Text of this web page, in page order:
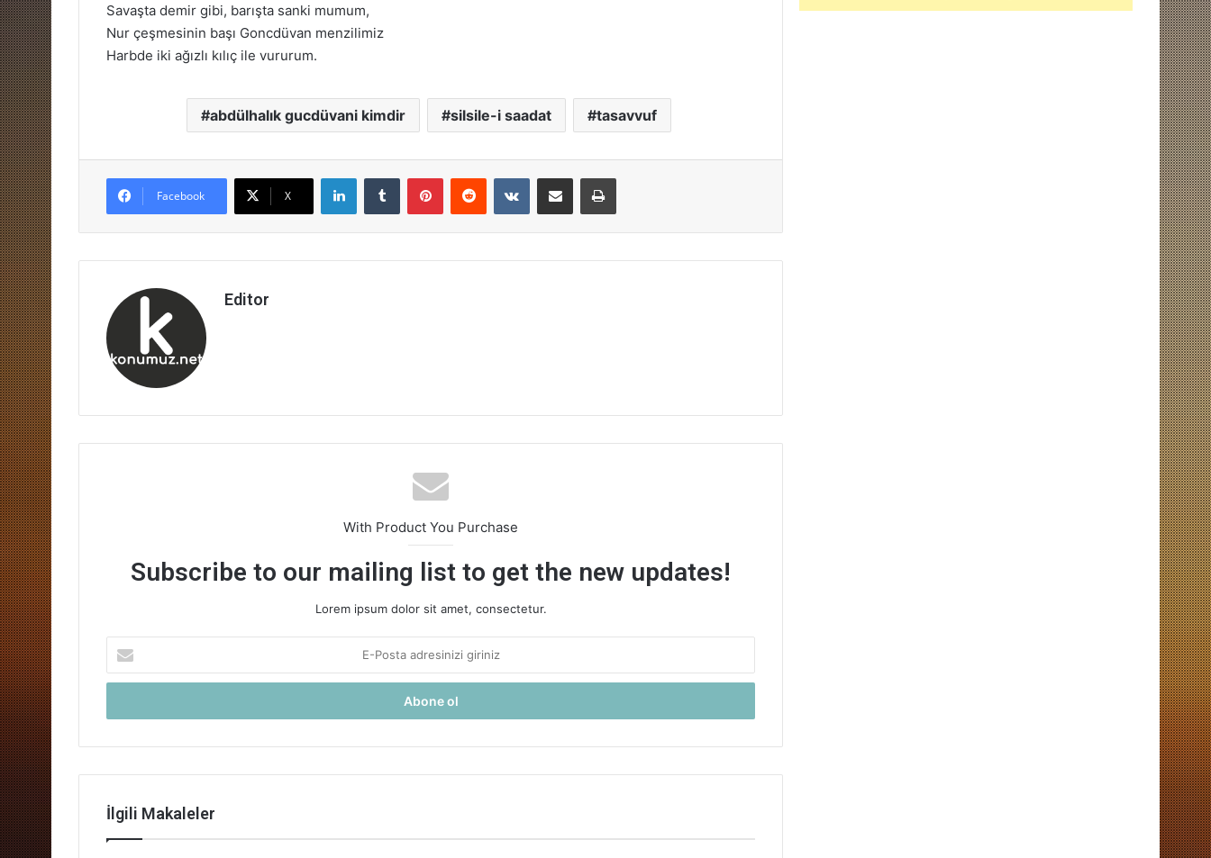
Savaşta demir gibi, barışta sanki mumum,
Nur çeşmesinin başı Goncdüvan menzilimiz
Harbde iki ağızlı kılıç ile vururum.
abdülhalık gucdüvani kimdir silsile-i saadat tasavvuf
Facebook X
LinkedInTumblr PinterestReddit VKontakteE-Posta ile paylaş Yazdır
Editor
With Product You Purchase
Subscribe to our mailing list to get the new updates!
Lorem ipsum dolor sit amet, consectetur.
Posta
adresinizi
İlgili Makaleler